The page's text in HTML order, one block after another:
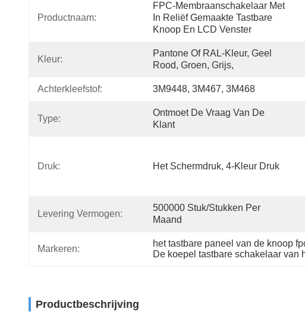
Productnaam:
FPC-Membraanschakelaar Met
In Reliëf Gemaakte Tastbare
Knoop En LCD Venster
Kleur:
Pantone Of RAL-Kleur, Geel
Rood, Groen, Grijs,
Achterkleefstof: 3M9448, 3M467, 3M468
Type:
Ontmoet De Vraag Van De
Klant
Druk: Het Schermdruk, 4-Kleur Druk
Levering Vermogen:
500000 Stuk/Stukken Per
Maand
Markeren:
het tastbare paneel van de knoop
De koepel tastbare schakelaar van
Productbeschrijving